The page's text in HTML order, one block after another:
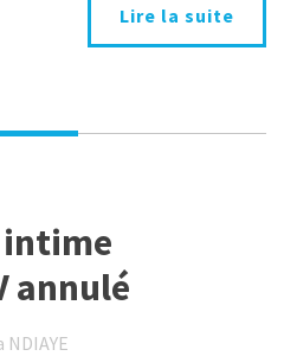
Lire la suite
intime
annulé
NDIAYE